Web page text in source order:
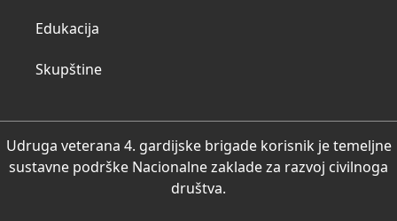
Edukacija
Skupštine
Udruga veterana 4. gardijske brigade korisnik je temeljne
sustavne podrške Nacionalne zaklade za razvoj civilnoga
društva.